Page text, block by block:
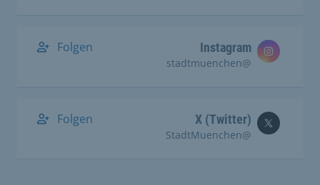
Instagram
@stadtmuenchen
Folgen
X (Twitter)
@StadtMuenchen
Folgen